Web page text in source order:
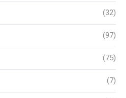
(32)
(97)
(75)
(7)